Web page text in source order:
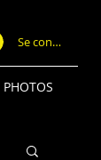
Se connecter
PHOTOS